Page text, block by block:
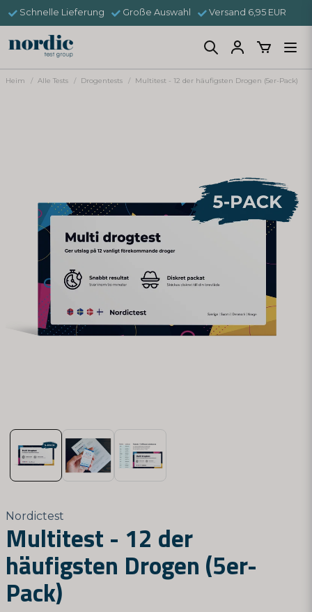
Schnelle Lieferung Große Auswahl Versand 6,95 EUR
Heim Alle Tests Drogentests Multitest - 12 der häufigsten Drogen (5er-Pack)
Nordictest
Multitest - 12 der
häufigsten Drogen (5er-
Pack)